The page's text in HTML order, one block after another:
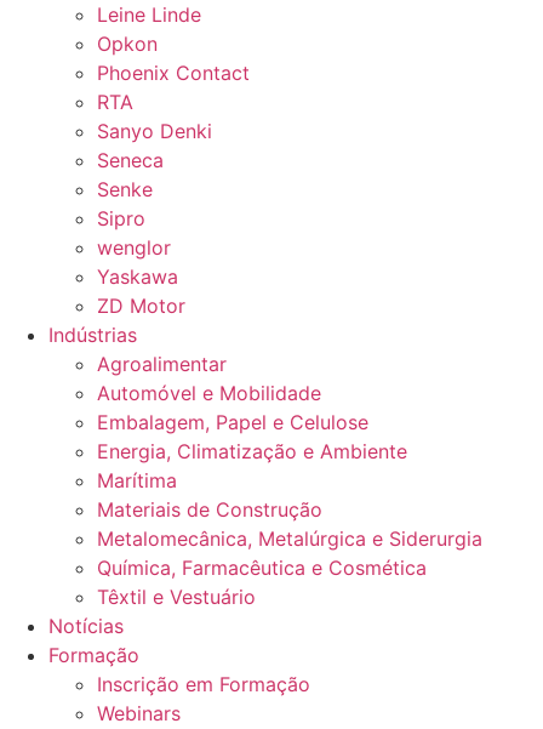
Leine Linde
Opkon
Phoenix Contact
RTA
Sanyo Denki
Seneca
Senke
Sipro
wenglor
Yaskawa
ZD Motor
Indústrias
Agroalimentar
Automóvel e Mobilidade
Embalagem, Papel e Celulose
Energia, Climatização e Ambiente
Marítima
Materiais de Construção
Metalomecânica, Metalúrgica e Siderurgia
Química, Farmacêutica e Cosmética
Têxtil e Vestuário
Notícias
Formação
Inscrição em Formação
Webinars